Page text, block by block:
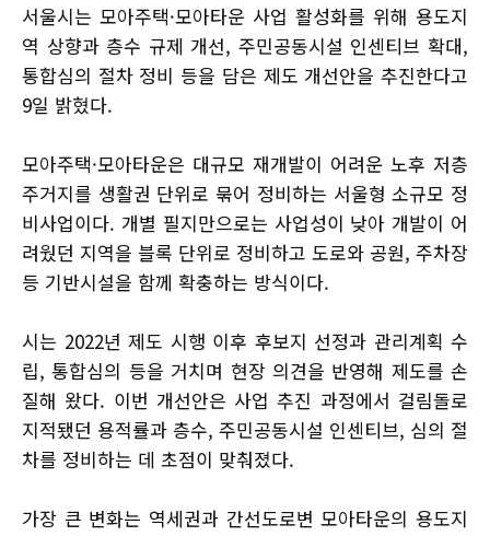
서울시는 모아주택·모아타운 사업 활성화를 위해 용도지
역 상향과 층수 규제 개선, 주민공동시설 인센티브 확대,
통합심의 절차 정비 등을 담은 제도 개선안을 추진한다고
9일 밝혔다.
모아주택·모아타운은 대규모 재개발이 어려운 노후 저층
주거지를 생활권 단위로 묶어 정비하는 서울형 소규모 정
비사업이다. 개별 필지만으로는 사업성이 낮아 개발이 어
려웠던 지역을 블록 단위로 정비하고 도로와 공원, 주차장
등 기반시설을 함께 확충하는 방식이다.
시는 2022년 제도 시행 이후 후보지 선정과 관리계획 수
립, 통합심의 등을 거치며 현장 의견을 반영해 제도를 손
질해 왔다. 이번 개선안은 사업 추진 과정에서 걸림돌로
지적됐던 용적률과 층수, 주민공동시설 인센티브, 심의 절
차를 정비하는 데 초점이 맞춰졌다.
가장 큰 변화는 역세권과 간선도로변 모아타운의 용도지